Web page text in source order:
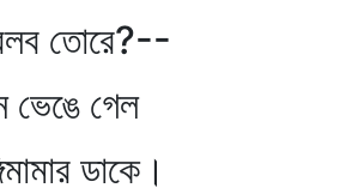
তোরে?--
ভেঙে গেল
ডাকে।